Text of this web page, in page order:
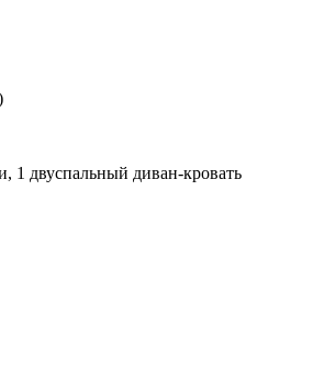
1 двуспальный диван-кровать